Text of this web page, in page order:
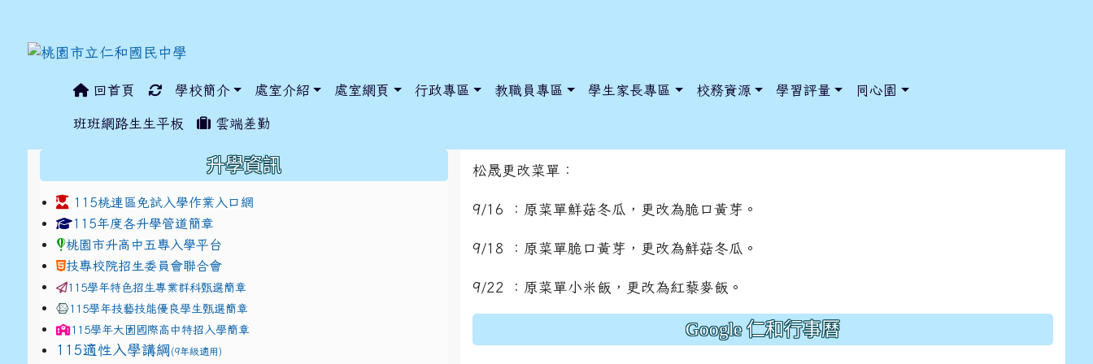
回首頁 學校簡介 處室介紹 處室網頁 行政專區 教職員專區 學生家長專區 校務資源 學習評量 同心園
班班網路生生平板 雲端差勤
更改菜單公告-松晟
松晟更改菜單：
9/16 ：原菜單鮮菇冬瓜，更改為脆口黃芽。
9/18 ：原菜單脆口黃芽，更改為鮮菇冬瓜。
9/22 ：原菜單小米飯，更改為紅藜麥飯。
Google 仁和行事曆
升學資訊
115桃連區免試入學作業入口網
link to https://www.jhjhs.tyc.edu.tw/modules/tadnews/index.php?nsn=5425
115年度各升學管道簡章link to http://tyc.entry.edu.tw/NoExamImitate_TL/NoExamImitateHome/Page/Public/ChooseSys?s=05 style=font-size: 1rem; background-
link to http://tyc.entry.edu.tw/NoExamImitate_TL/NoExamImitateHome/Page/Public/ChooseSys?s=05 style=font-size: 1rem; background-
桃園市升高中五專入學平台
技專校院招生委員會聯合會
115學年特色招生專業群科甄選簡章
115學年技藝技能優良學生甄選簡章
115學年大園國際高中特招入學簡章
115適性入學講綱 (9年級適用)